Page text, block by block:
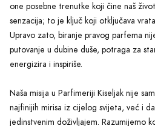
one posebne trenutke koji čine naš
senzacija; to je ključ koji otključava
Upravo zato, biranje pravog parfema
putovanje u dubine duše, potraga za
energizira i inspiriše.
Naša misija u Parfimeriji Kiseljak nije
najfinijih mirisa iz cijelog svijeta, već i
jedinstvenim doživljajem. Razumijemo